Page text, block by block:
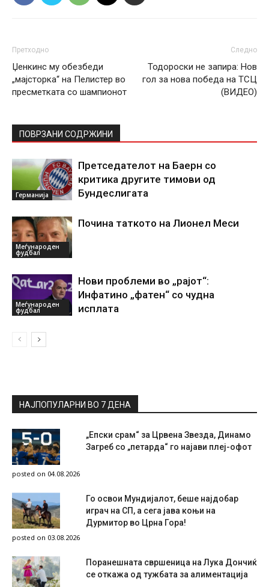
Претходно
Џенкинс му обезбеди
„мајсторка“ на Пелистер во
пресметката со шампионот
Следно
Тодороски не запира: Нов
гол за нова победа на ТСЦ
(ВИДЕO)
ПОВРЗАНИ СОДРЖИНИ
Германија
Претседателот на Баерн со
критика другите тимови од
Бундеслигата
Меѓународен
фудбал
Почина таткото на Лионел Меси
Меѓународен
фудбал
Нови проблеми во „рајот“:
Инфатино „фатен“ со чудна
исплата
НАЈПОПУЛАРНИ ВО 7 ДЕНА
„Епски срам“ за Црвена Звезда, Динамо
Загреб со „петарда“ го најави плеј-офот
posted on 04.08.2026
Го освои Мундијалот, беше најдобар
играч на СП, а сега јава коњи на
Дурмитор во Црна Гора!
posted on 03.08.2026
Поранешната свршеница на Лука Дончиќ
се откажа од тужбата за алиментација